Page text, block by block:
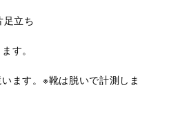
立ち
す。
ます。※靴は脱いで計測しま